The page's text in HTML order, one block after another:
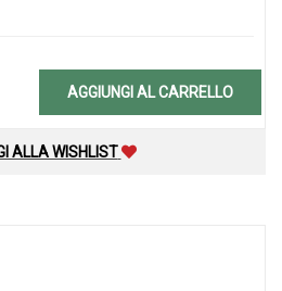
AGGIUNGI AL CARRELLO
ALLA WISHLIST